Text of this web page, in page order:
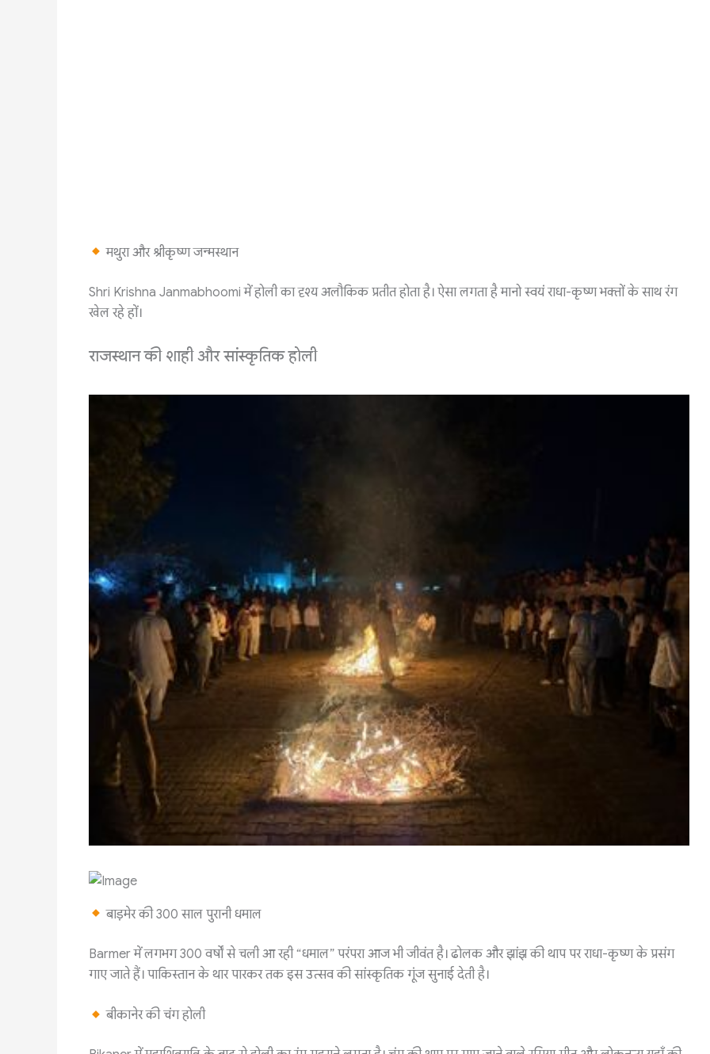
मथुरा और श्रीकृष्ण जन्मस्थान
Shri Krishna Janmabhoomi में होली का दृश्य अलौकिक प्रतीत होता है। ऐसा लगता है मानो स्वयं राधा-कृष्ण भक्तों के साथ रंग
खेल रहे हों।
राजस्थान की शाही और सांस्कृतिक होली
बाड़मेर की 300 साल पुरानी धमाल
Barmer में लगभग 300 वर्षों से चली आ रही “धमाल” परंपरा आज भी जीवंत है। ढोलक और झांझ की थाप पर राधा-कृष्ण के प्रसंग
गाए जाते हैं। पाकिस्तान के थार पारकर तक इस उत्सव की सांस्कृतिक गूंज सुनाई देती है।
बीकानेर की चंग होली